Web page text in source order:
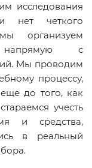
исследования
нет четкого
организуем
напрямую с
Мы проводим
процессу,
до того, как
учесть
и средства,
в реальный